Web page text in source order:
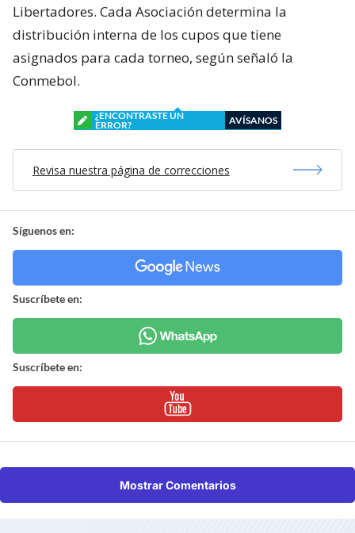
Libertadores. Cada Asociación determina la
distribución interna de los cupos que tiene
asignados para cada torneo, según señaló la
Conmebol.
¿ENCONTRASTE UN
ERROR?
AVÍSANOS
Revisa nuestra página de correcciones
Síguenos en:
Suscríbete en:
Suscríbete en:
Mostrar Comentarios